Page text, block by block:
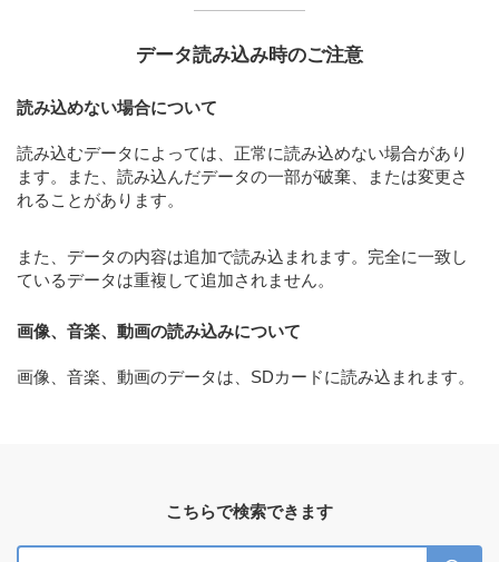
データ読み込み時のご注意
読み込めない場合について
読み込むデータによっては、正常に読み込めない場合があり
ます。また、読み込んだデータの一部が破棄、または変更さ
れることがあります。
また、データの内容は追加で読み込まれます。完全に一致し
ているデータは重複して追加されません。
画像、音楽、動画の読み込みについて
画像、音楽、動画のデータは、SDカードに読み込まれます。
こちらで検索できます